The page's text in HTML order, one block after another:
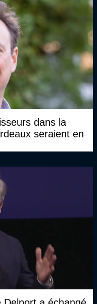
dans la
seraient en